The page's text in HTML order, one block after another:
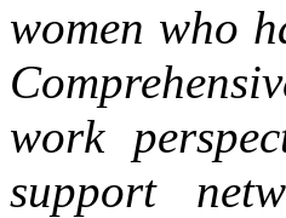
women who
work
support